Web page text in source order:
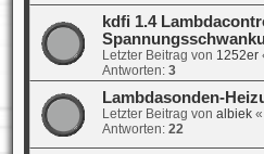
kdfi 1.4
Letzter Beitrag von 1252er
Antworten: 3
Lambdasonden-
Letzter Beitrag von albiek«
Antworten: 22